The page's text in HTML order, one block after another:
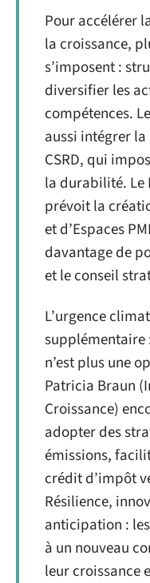
Pour accélérer
la croissance,
s’imposent :
diversifier les
compétences.
aussi intégrer
CSRD, qui
la durabilité. Le
prévoit la
et d’Espaces
davantage de
et le conseil
L’urgence
n’est plus une
Patricia Braun
Croissance)
adopter des
émissions,
crédit d’impôt
Résilience,
anticipation :
à un nouveau
leur croissance